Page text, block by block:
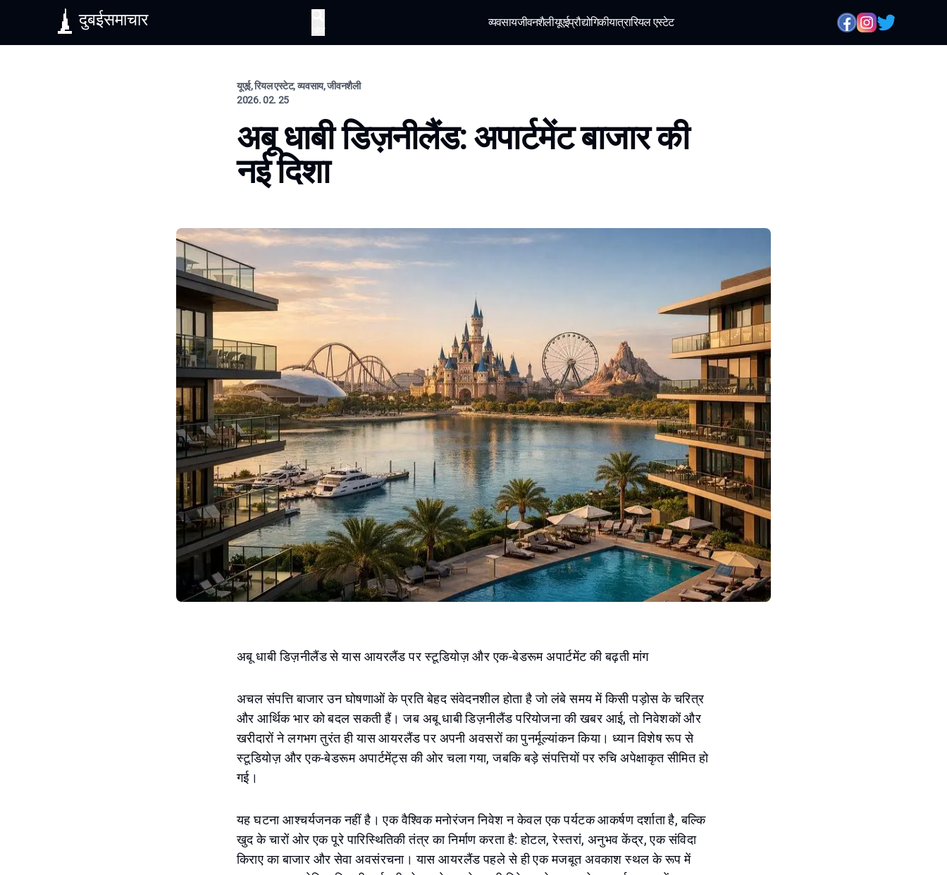
दुबईसमाचार व्यवसायजीवनशैलीयूएईप्रौद्योगिकीयात्रारियल एस्टेट
यूएई, रियल एस्टेट, व्यवसाय, जीवनशैली
2026. 02. 25
अबू धाबी डिज़नीलैंड: अपार्टमेंट बाजार की
नई दिशा
अबू धाबी डिज़नीलैंड से यास आयरलैंड पर स्टूडियोज़ और एक-बेडरूम अपार्टमेंट की बढ़ती मांग
अचल संपत्ति बाजार उन घोषणाओं के प्रति बेहद संवेदनशील होता है जो लंबे समय में किसी पड़ोस के चरित्र
और आर्थिक भार को बदल सकती हैं। जब अबू धाबी डिज़नीलैंड परियोजना की खबर आई, तो निवेशकों और
खरीदारों ने लगभग तुरंत ही यास आयरलैंड पर अपनी अवसरों का पुनर्मूल्यांकन किया। ध्यान विशेष रूप से
स्टूडियोज़ और एक-बेडरूम अपार्टमेंट्स की ओर चला गया, जबकि बड़े संपत्तियों पर रुचि अपेक्षाकृत सीमित हो
गई।
यह घटना आश्चर्यजनक नहीं है। एक वैश्विक मनोरंजन निवेश न केवल एक पर्यटक आकर्षण दर्शाता है, बल्कि
खुद के चारों ओर एक पूरे पारिस्थितिकी तंत्र का निर्माण करता है: होटल, रेस्तरां, अनुभव केंद्र, एक संविदा
किराए का बाजार और सेवा अवसंरचना। यास आयरलैंड पहले से ही एक मजबूत अवकाश स्थल के रूप में